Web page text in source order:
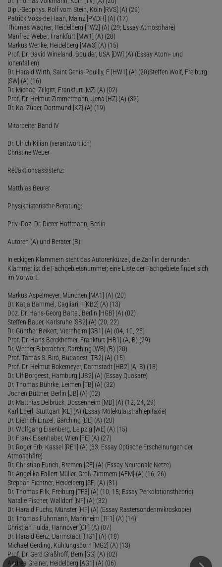
Dipl.-Geophys. Rolf vom Stein, Köln [RVS] (A) (29)
Patrick Voss-de Haan, Mainz [PVDH] (A) (17)
Thomas Wagner, Heidelberg [TW2] (A) (29; Essay Atmosphäre)
Manfred Weber, Frankfurt [MW1] (A) (28)
Markus Wenke, Heidelberg [MW3] (A) (15)
Prof. Dr. David Wineland, Boulder, USA [DW] (A) (Essay Atom- und
Ionenfallen)
Dr. Harald Wirth, Saint Genis-Pouilly, F [HW1] (A) (20)Steffen Wolf, Freiburg
[SW] (A) (16)
Dr. Michael Zillgitt, Frankfurt [MZ] (A) (02)
Prof. Dr. Helmut Zimmermann, Jena [HZ] (A) (32)
Dr. Kai Zuber, Dortmund [KZ] (A) (19)
Mitarbeiter Band IV
Dr. Ulrich Kilian (verantwortlich)
Christine Weber
Redaktionsassistenz:
Matthias Beurer
Physikhistorische Beratung:
Priv.-Doz. Dr. Dieter Hoffmann, Berlin
Autoren (A) und Berater (B):
In eckigen Klammern steht das Autorenkürzel, die Zahl in der runden
Klammer ist die Fachgebietsnummer; eine Liste der Fachgebiete findet sich
im Vorwort.
Markus Aspelmeyer, München [MA1] (A) (20)
Dr. Katja Bammel, Cagliari, I [KB2] (A) (13)
Doz. Dr. Hans-Georg Bartel, Berlin [HGB] (A) (02)
Steffen Bauer, Karlsruhe [SB2] (A) (20, 22)
Dr. Günther Beikert, Viernheim [GB1] (A) (04, 10, 25)
Prof. Dr. Hans Berckhemer, Frankfurt [HB1] (A, B) (29)
Dr. Werner Biberacher, Garching [WB] (B) (20)
Prof. Tamás S. Biró, Budapest [TB2] (A) (15)
Prof. Dr. Helmut Bokemeyer, Darmstadt [HB2] (A, B) (18)
Dr. Ulf Borgeest, Hamburg [UB2] (A) (Essay Quasare)
Dr. Thomas Bührke, Leimen [TB] (A) (32)
Jochen Büttner, Berlin [JB] (A) (02)
Dr. Matthias Delbrück, Dossenheim [MD] (A) (12, 24, 29)
Karl Eberl, Stuttgart [KE] (A) (Essay Molekularstrahlepitaxie)
Dr. Dietrich Einzel, Garching [DE] (A) (20)
Dr. Wolfgang Eisenberg, Leipzig [WE] (A) (15)
Dr. Frank Eisenhaber, Wien [FE] (A) (27)
Dr. Roger Erb, Kassel [RE1] (A) (33; Essay Optische Erscheinungen der
Atmosphäre)
Dr. Christian Eurich, Bremen [CE] (A) (Essay Neuronale Netze)
Dr. Angelika Fallert-Müller, Groß-Zimmern [AFM] (A) (16, 26)
Stephan Fichtner, Heidelberg [SF] (A) (31)
Dr. Thomas Filk, Freiburg [TF3] (A) (10, 15; Essay Perkolationstheorie)
Natalie Fischer, Walldorf [NF] (A) (32)
Dr. Harald Fuchs, Münster [HF] (A) (Essay Rastersondenmikroskopie)
Dr. Thomas Fuhrmann, Mannheim [TF1] (A) (14)
Christian Fulda, Hannover [CF] (A) (07)
Dr. Harald Genz, Darmstadt [HG1] (A) (18)
Michael Gerding, Kühlungsborn [MG2] (A) (13)
Prof. Dr. Gerd Graßhoff, Bern [GG] (A) (02)
Andrea Greiner, Heidelberg [AG1] (A) (06)